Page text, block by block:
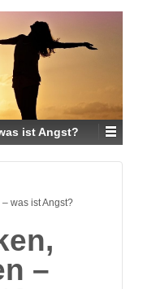
ist Angst?
was ist Angst?
–